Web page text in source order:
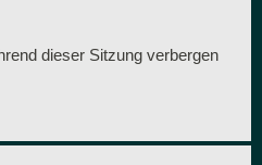
dieser Sitzung verbergen